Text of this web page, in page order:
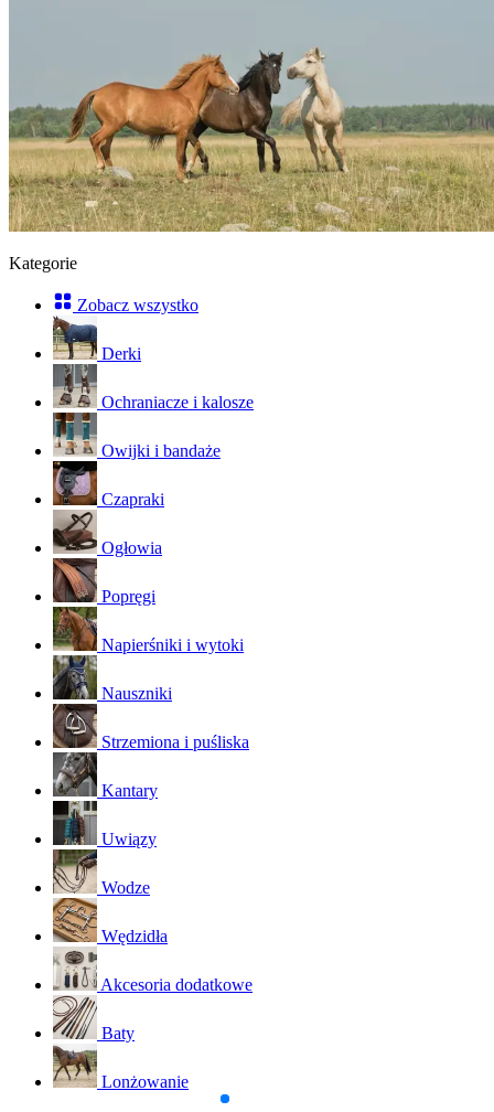
Kategorie
Zobacz wszystko
Derki
Ochraniacze i kalosze
Owijki i bandaże
Czapraki
Ogłowia
Popręgi
Napierśniki i wytoki
Nauszniki
Strzemiona i puśliska
Kantary
Uwiązy
Wodze
Wędzidła
Akcesoria dodatkowe
Baty
Lonżowanie